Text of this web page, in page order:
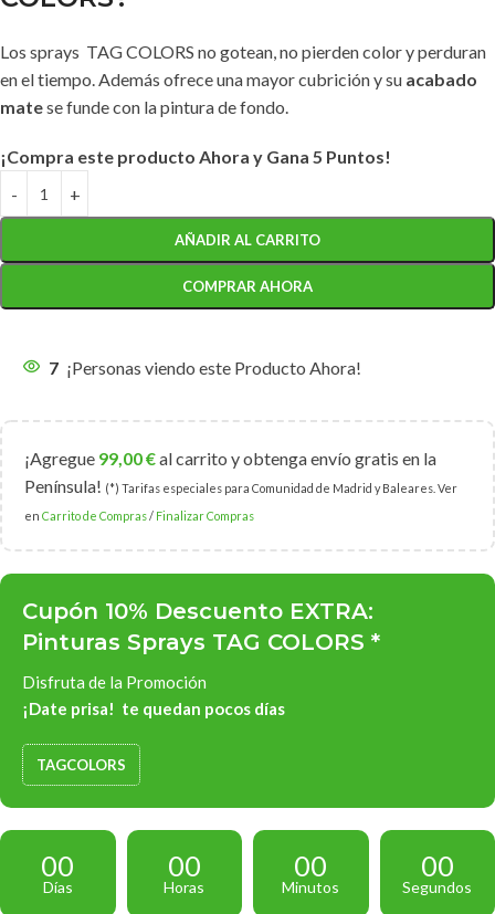
Los sprays TAG COLORS no gotean, no pierden color y perduran
en el tiempo. Además ofrece una mayor cubrición y su acabado
matese funde con la pintura de fondo.
¡Compra este producto Ahora y Gana 5 Puntos!
AÑADIR AL CARRITO
COMPRAR AHORA
7 ¡Personas viendo este Producto Ahora!
¡Agregue 99,00€al carrito y obtenga envío gratis en la
Península! (*) Tarifas especiales para Comunidad de Madrid y Baleares. Ver
en Carrito de Compras/ Finalizar Compras
Cupón 10% Descuento EXTRA:
Pinturas Sprays TAG COLORS *
Disfruta de la Promoción
¡Date prisa! te quedan pocos días
TAGCOLORS
00
Días
00
Horas
00
Minutos
00
Segundos